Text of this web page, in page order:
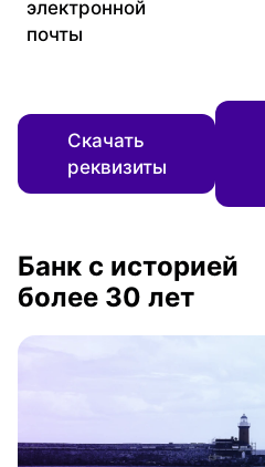
электронной
почты
Скачать
реквизиты
Банк с историей
более 30 лет